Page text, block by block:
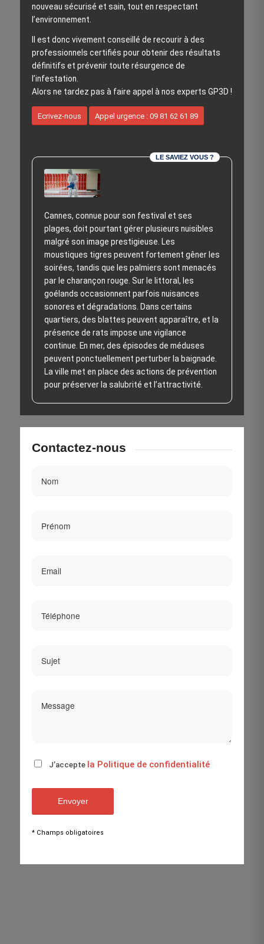
nouveau sécurisé et sain, tout en respectant
l’environnement.
Il est donc vivement conseillé de recourir à des
professionnels certifiés pour obtenir des résultats
définitifs et prévenir toute résurgence de
l’infestation.
Alors ne tardez pas à faire appel à nos experts GP3D !
Ecrivez-nous Appel urgence : 09 81 62 61 89
LE SAVIEZ VOUS ?
Cannes, connue pour son festival et ses
plages, doit pourtant gérer plusieurs nuisibles
malgré son image prestigieuse. Les
moustiques tigres peuvent fortement gêner les
soirées, tandis que les palmiers sont menacés
par le charançon rouge. Sur le littoral, les
goélands occasionnent parfois nuisances
sonores et dégradations. Dans certains
quartiers, des blattes peuvent apparaître, et la
présence de rats impose une vigilance
continue. En mer, des épisodes de méduses
peuvent ponctuellement perturber la baignade.
La ville met en place des actions de prévention
pour préserver la salubrité et l’attractivité.
Contactez-nous
J’accepte la Politique de confidentialité
* Champs obligatoires